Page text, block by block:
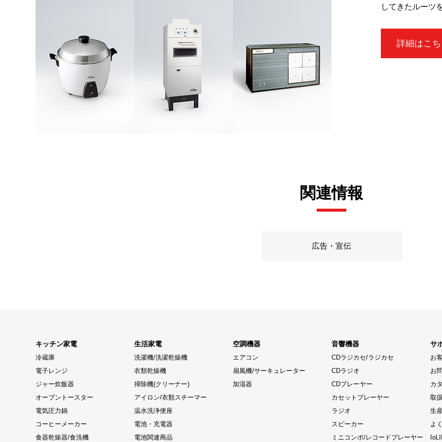
してきたルーツ
詳細はこち
関連情報
広告・宣伝
キッチン家電
冷蔵庫
電子レンジ
ジャー炊飯器
オーブントースター
電気圧力鍋
コーヒーメーカー
食器乾燥器/食洗機
生活家電
洗濯機/洗濯乾燥機
衣類乾燥機
掃除機(クリーナー)
アイロン/衣類スチーマー
温水洗浄便座
電池・充電器
電池関連商品
空調機器
エアコン
扇風機/サーキュレーター
加湿器
音響機器
CDラジカセ/ラジカセ
CDラジオ
CDプレーヤー
カセットプレーヤー
ラジオ
スピーカー
ミニコンポ/レコードプレーヤー
サ
お
お
カ
取
生
よ